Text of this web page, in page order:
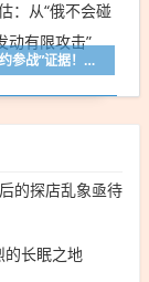
俄黑客：有“北约参战”证据！美情报评估：从“俄不会碰北约”到“可能发动有限攻击”
的探店乱象亟待
的长眠之地